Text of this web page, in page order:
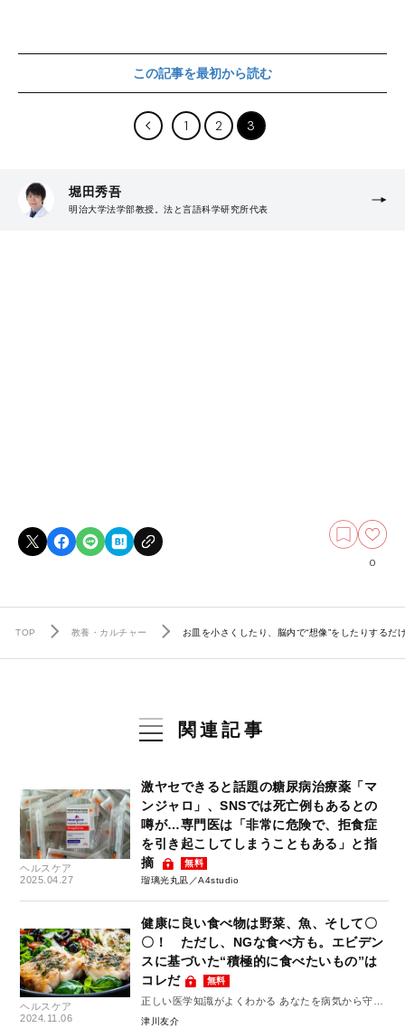
この記事を最初から読む
1 2 3
堀田秀吾
明治大学法学部教授。法と言語科学研究所代表
0
TOP 教養・カルチャー お皿を小さくしたり、脳内で“想像”をしたりする
関連記事
ヘルスケア
2025.04.27
激ヤセできると話題の糖尿病治療薬「マ
ンジャロ」、SNSでは死亡例もあるとの
噂が…専門医は「非常に危険で、拒食症
を引き起こしてしまうこともある」と指
摘
無料
瑠璃光丸凪／A4studio
ヘルスケア
2024.11.06
健康に良い食べ物は野菜、魚、そして〇
〇！ ただし、NGな食べ方も。エビデン
スに基づいた“積極的に食べたいもの”は
コレだ
無料
正しい医学知識がよくわかる あなたを病気から守る
10のルール #6
津川友介